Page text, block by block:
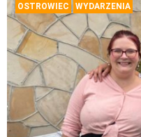
OSTROWIEC WYDARZENIA